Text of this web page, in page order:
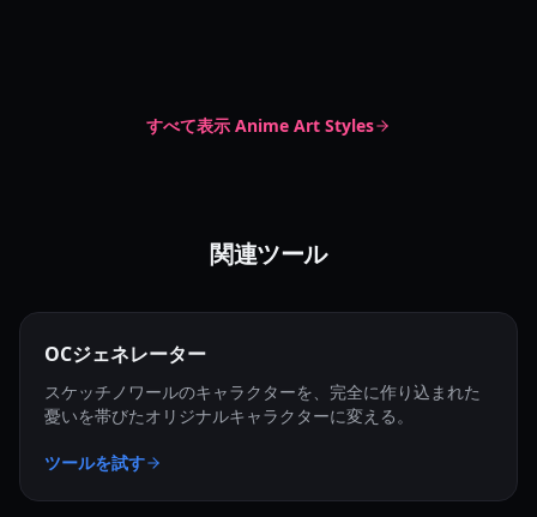
すべて表示 Anime Art Styles
関連ツール
OCジェネレーター
スケッチノワールのキャラクターを、完全に作り込まれた
憂いを帯びたオリジナルキャラクターに変える。
ツールを試す